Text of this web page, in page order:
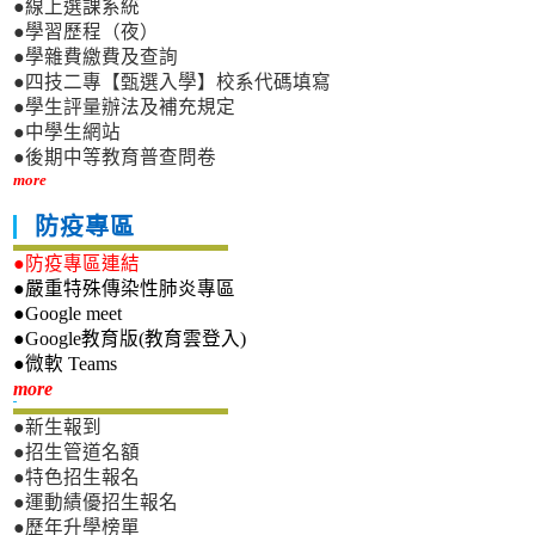
●線上選課系統
●學習歷程（夜）
●學雜費繳費及查詢
●四技二專【甄選入學】校系代碼填寫
●學生評量辦法及補充規定
●中學生網站
●後期中等教育普查問卷
more
防疫專區
●防疫專區連結
●嚴重特殊傳染性肺炎專區
●Google meet
●Google教育版(教育雲登入)
●微軟 Teams
more新生專區
●新生報到
●招生管道名額
●特色招生報名
●運動績優招生報名
●歷年升學榜單